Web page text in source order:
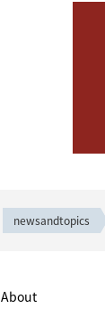
newsandtopics
About